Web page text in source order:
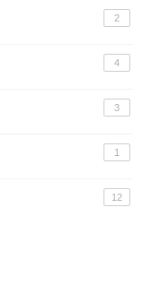
2
4
3
1
12